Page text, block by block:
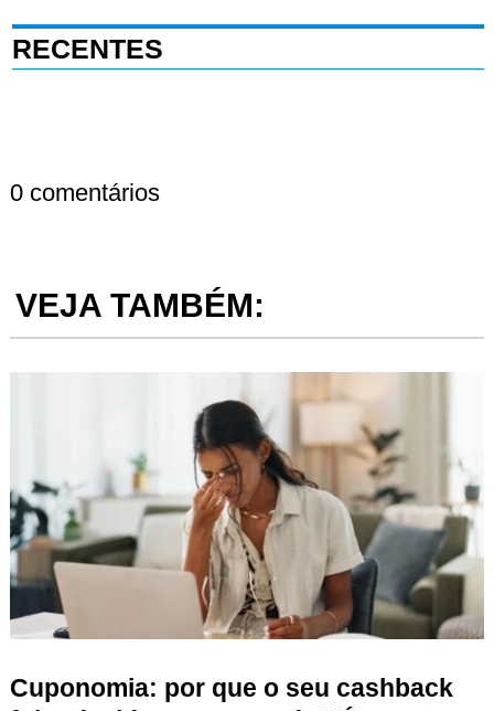
RECENTES
0 comentários
VEJA TAMBÉM:
Cuponomia: por que o seu cashback